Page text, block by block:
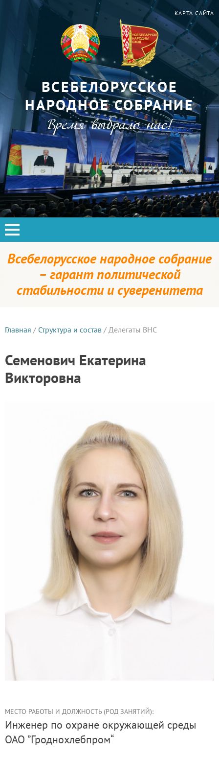
КАРТА САЙТА
ВСЕБЕЛОРУССКОЕ
НАРОДНОЕ СОБРАНИЕ
Время выбрало нас!
Всебелорусское народное собрание
– гарант политической
стабильности и суверенитета
Главная / Структура и состав / Делегаты ВНС
Семенович Екатерина
Викторовна
МЕСТО РАБОТЫ И ДОЛЖНОСТЬ (РОД ЗАНЯТИЙ):
инженер по охране окружающей среды
ОАО ”Гроднохлебпром“